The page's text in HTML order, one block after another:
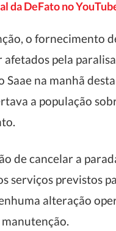
da DeFato no
o fornecimento
pela
na manhã
a população
de cancelar a
serviços previstos
alteração